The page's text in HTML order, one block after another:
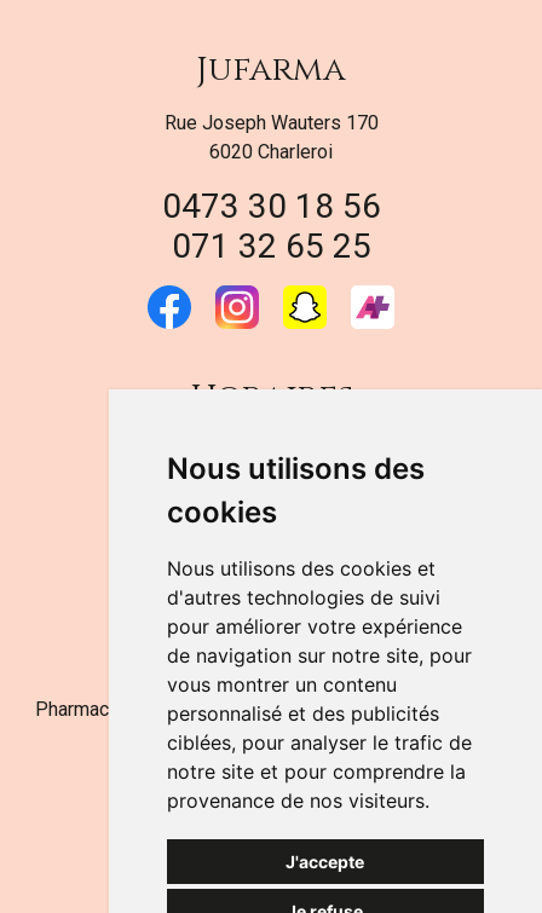
Nous utilisons des
cookies
Nous utilisons des cookies et
d'autres technologies de suivi
pour améliorer votre expérience
de navigation sur notre site, pour
vous montrer un contenu
personnalisé et des publicités
ciblées, pour analyser le trafic de
notre site et pour comprendre la
provenance de nos visiteurs.
J'accepte
Jufarma
Rue Joseph Wauters 170
6020 Charleroi
0473 30 18 56
071 32 65 25
Horaires
DU LUNDI AU VENDREDI
de 9h à 12h30 et de 14h à 18h
LE SAMEDI
de 9h à 12h30
NOUS CONTACTER
Pharmacie Jufarma - Fatima Abachra - APB 521704 - N°
Entreprise BE0882-700-592